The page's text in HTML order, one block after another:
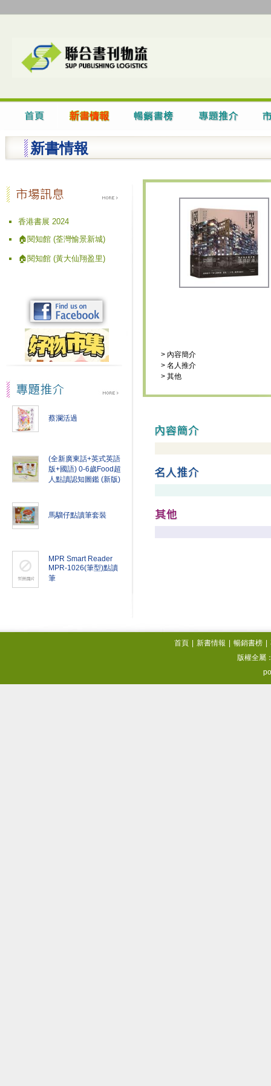
新書情報
香港書展 2024
🏠閱知館 (荃灣愉景新城)
🏠閱知館 (黃大仙翔盈里)
蔡瀾活過
(全新廣東話+英式英語
版+國語) 0-6歲Food超
人點讀認知圖鑑 (新版)
馬騮仔點讀筆套裝
MPR Smart Reader
MPR-1026(筆型)點讀
筆
> 內容簡介
> 名人推介
> 其他
首頁 新書情報 暢銷書榜
版權全屬